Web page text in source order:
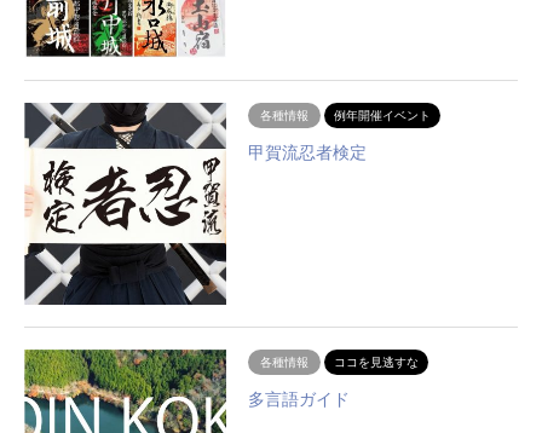
各種情報 例年開催イベント
甲賀流忍者検定
各種情報 ココを見逃すな
多言語ガイド